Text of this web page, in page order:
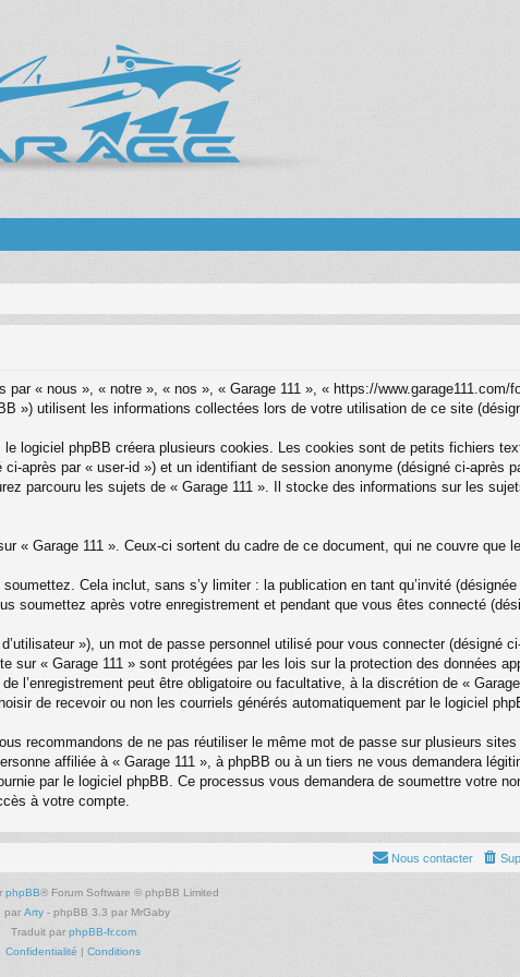
« nous », « notre », « nos », « Garage 111 », « https://www.garage111.com/
») utilisent les informations collectées lors de votre utilisation de ce site
logiciel phpBB créera plusieurs cookies. Les cookies sont de petits fichiers
après par « user-id ») et un identifiant de session anonyme (désigné ci-après
parcouru les sujets de « Garage 111 ». Il stocke des informations sur les
Garage 111 ». Ceux-ci sortent du cadre de ce document, qui ne couvre que
Cela inclut, sans s’y limiter : la publication en tant qu’invité
soumettez après votre enregistrement et pendant que vous êtes connecté
»), un mot de passe personnel utilisé pour vous connecter (désigné
« Garage 111 » sont protégées par les lois sur la protection des données
l’enregistrement peut être obligatoire ou facultative, à la discrétion de «
de recevoir ou non les courriels générés automatiquement par le logiciel
recommandons de ne pas réutiliser le même mot de passe sur plusieurs
affiliée à « Garage 111 », à phpBB ou à un tiers ne vous demandera
par le logiciel phpBB. Ce processus vous demandera de soumettre votre
à votre compte.
Nous contacter
phpBB® Forum Software © phpBB Limited
par Arty - phpBB 3.3 par MrGaby
Traduit par phpBB-fr.com
Confidentialité | Conditions